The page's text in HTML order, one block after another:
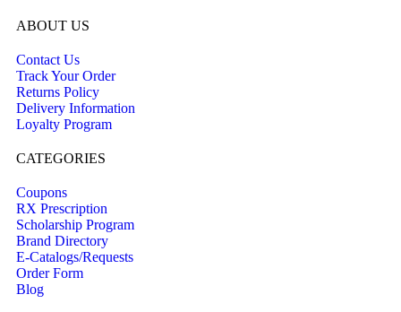
ABOUT US
Contact Us
Track Your Order
Returns Policy
Delivery Information
Loyalty Program
CATEGORIES
Coupons
RX Prescription
Scholarship Program
Brand Directory
E-Catalogs/Requests
Order Form
Blog